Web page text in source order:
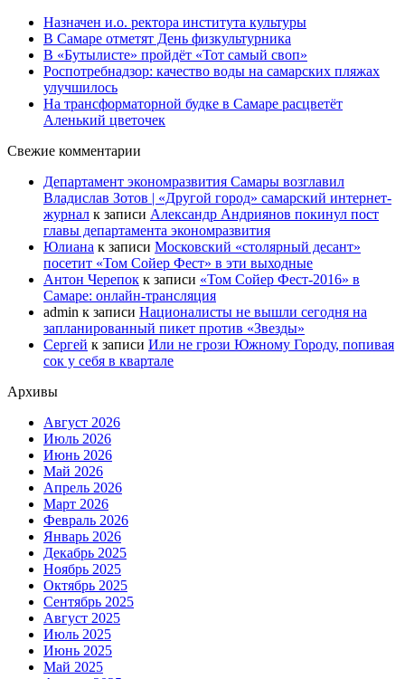
Назначен и.о. ректора института культуры
В Самаре отметят День физкультурника
В «Бутылисте» пройдёт «Тот самый своп»
Роспотребнадзор: качество воды на самарских пляжах
улучшилось
На трансформаторной будке в Самаре расцветёт
Аленький цветочек
Свежие комментарии
Департамент экономразвития Самары возглавил
Владислав Зотов | «Другой город» самарский интернет-
журнал к записи Александр Андриянов покинул пост
главы департамента экономразвития
Юлиана к записи Московский «столярный десант»
посетит «Том Сойер Фест» в эти выходные
Антон Черепок к записи «Том Сойер Фест-2016» в
Самаре: онлайн-трансляция
admin к записи Националисты не вышли сегодня на
запланированный пикет против «Звезды»
Сергей к записи Или не грози Южному Городу, попивая
сок у себя в квартале
Архивы
Август 2026
Июль 2026
Июнь 2026
Май 2026
Апрель 2026
Март 2026
Февраль 2026
Январь 2026
Декабрь 2025
Ноябрь 2025
Октябрь 2025
Сентябрь 2025
Август 2025
Июль 2025
Июнь 2025
Май 2025